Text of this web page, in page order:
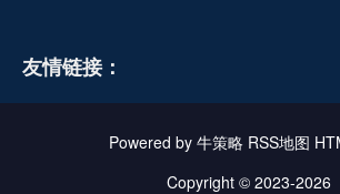
友情链接：
Powered by 牛策略 RSS地图
Copyright © 2023-2026